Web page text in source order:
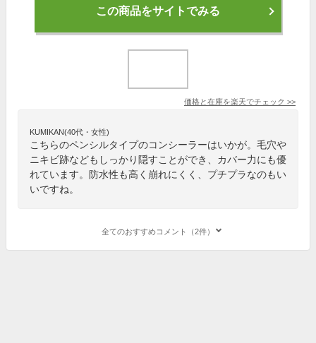
この商品をサイトでみる
価格と在庫を楽天でチェック >>
KUMIKAN(40代・女性)
こちらのペンシルタイプのコンシーラーはいかが。毛穴や
ニキビ跡などもしっかり隠すことができ、カバー力にも優
れています。防水性も高く崩れにくく、プチプラなのもい
いですね。
全てのおすすめコメント（2件）